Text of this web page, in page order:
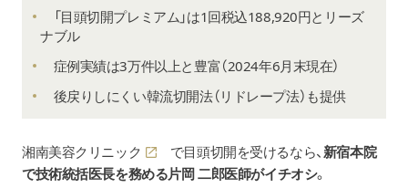
「目頭切開プレミアム」は1回税込188,920円とリーズ
ナブル
症例実績は3万件以上と豊富（2024年6月末現在）
後戻りしにくい韓流切開法（リドレープ法）も提供
湘南美容クリニック で目頭切開を受けるなら、新宿本院
で技術統括医長を務める片岡 二郎医師がイチオシ。